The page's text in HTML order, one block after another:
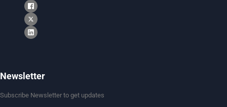
Newsletter
Subscribe Newsletter to get updates